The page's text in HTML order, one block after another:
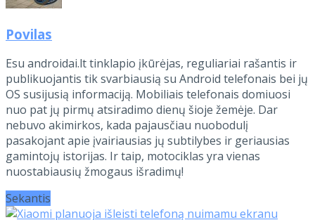
Povilas
Esu androidai.lt tinklapio įkūrėjas, reguliariai rašantis ir
publikuojantis tik svarbiausią su Android telefonais bei jų
OS susijusią informaciją. Mobiliais telefonais domiuosi
nuo pat jų pirmų atsiradimo dienų šioje žemėje. Dar
nebuvo akimirkos, kada pajausčiau nuobodulį
pasakojant apie įvairiausias jų subtilybes ir geriausias
gamintojų istorijas. Ir taip, motociklas yra vienas
nuostabiausių žmogaus išradimų!
Sekantis